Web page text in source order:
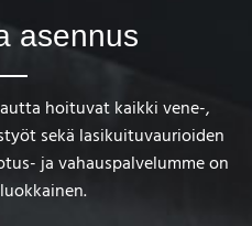
asennus
hoituvat kaikki vene-,
sekä lasikuituvaurioiden
ja vahauspalvelumme on